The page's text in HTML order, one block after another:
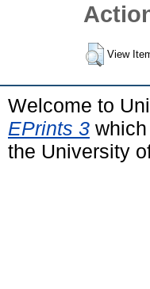
View
Welcome to
EPrints 3
the University